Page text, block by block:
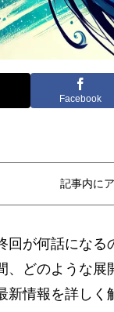
Facebook
記事内に
回が何話にな
、どのような
新情報を詳しく